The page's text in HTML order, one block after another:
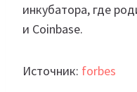
инкубатора, где
и Coinbase.
Источник: forbes